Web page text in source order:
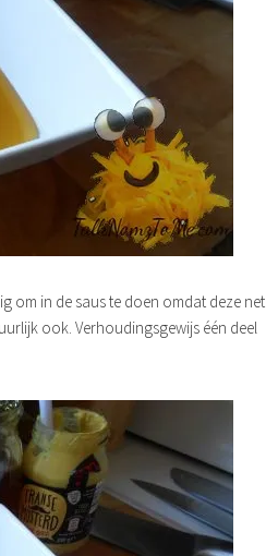
om in de saus te doen omdat deze net
ook. Verhoudingsgewijs één deel